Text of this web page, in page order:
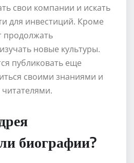
свои компании и искать
для инвестиций. Кроме
продолжать
новые культуры.
публиковать еще
своими знаниями и
биографии?